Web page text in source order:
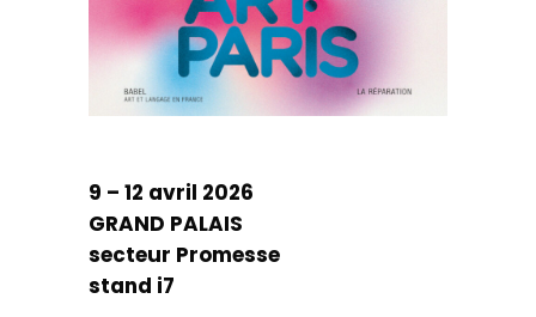
9 – 12 avril 2026
GRAND PALAIS
secteur Promesse
stand i7